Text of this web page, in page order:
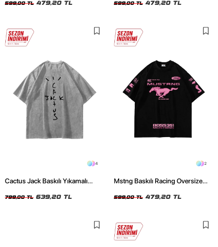
599,00 TL 479,20 TL
Tshirt
599,00 TL 479,20 TL
4
Cactus Jack Baskılı Yıkamalı
799,00 TL 639,20 TL
2
Mstng Baskılı Racing Oversize
599,00 TL 479,20 TL